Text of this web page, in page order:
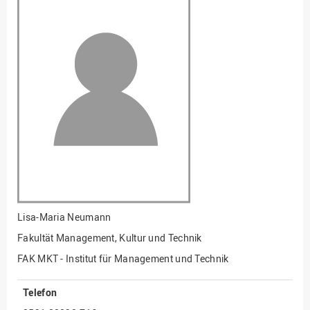
und Informatik
Fakultät Management,
Kultur und Technik
Fakultät Wirtschafts- und
Sozialwissenschaften
Finanzen
Gesellschaftliches
Hochschulplanung/-
Lisa-Maria Neumann
Fakultät Management, Kultur und Technik
FAK MKT - Institut für Management und Technik
Telefon